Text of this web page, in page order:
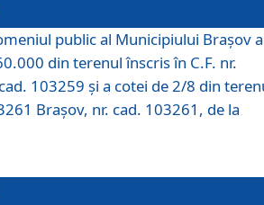
public al Municipiului Braşov a
din terenul înscris în C.F. nr.
103259 și a cotei de 2/8 din
Brașov, nr. cad. 103261, de la